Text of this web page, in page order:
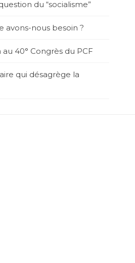
du “socialisme”
avons-nous besoin ?
40° Congrès du PCF
qui désagrège la